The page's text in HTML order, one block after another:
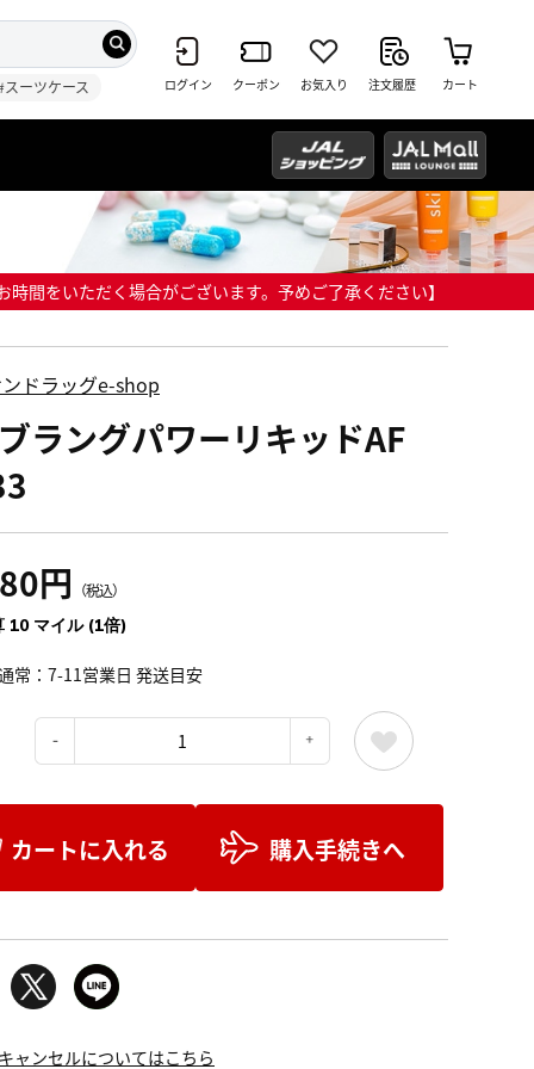
スーツケース ログイン クーポン お気入り 注文履歴 カート
間をいただく場合がございます。予めご了承ください】
ドラッグe-shop
ラングパワーリキッドAF
円 （税込）
10 マイル (1倍)
常：7-11営業日 発送目安
カートに入れる 購入手続きへ
ャンセルについてはこちら